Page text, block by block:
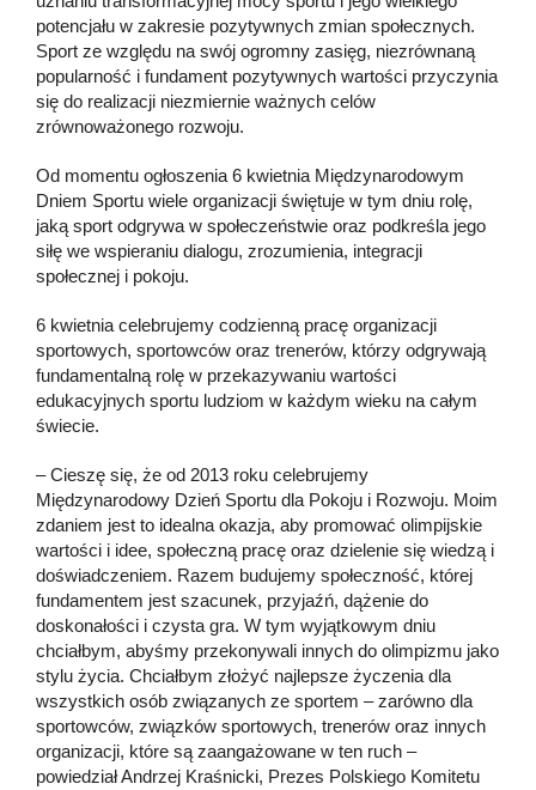
potencjału w zakresie pozytywnych zmian społecznych.
Sport ze względu na swój ogromny zasięg, niezrównaną
popularność i fundament pozytywnych wartości przyczynia
się do realizacji niezmiernie ważnych celów
zrównoważonego rozwoju.
Od momentu ogłoszenia 6 kwietnia Międzynarodowym
Dniem Sportu wiele organizacji świętuje w tym dniu rolę,
jaką sport odgrywa w społeczeństwie oraz podkreśla jego
siłę we wspieraniu dialogu, zrozumienia, integracji
społecznej i pokoju.
6 kwietnia celebrujemy codzienną pracę organizacji
sportowych, sportowców oraz trenerów, którzy odgrywają
fundamentalną rolę w przekazywaniu wartości
edukacyjnych sportu ludziom w każdym wieku na całym
świecie.
– Cieszę się, że od 2013 roku celebrujemy
Międzynarodowy Dzień Sportu dla Pokoju i Rozwoju. Moim
zdaniem jest to idealna okazja, aby promować olimpijskie
wartości i idee, społeczną pracę oraz dzielenie się wiedzą i
doświadczeniem. Razem budujemy społeczność, której
fundamentem jest szacunek, przyjaźń, dążenie do
doskonałości i czysta gra. W tym wyjątkowym dniu
chciałbym, abyśmy przekonywali innych do olimpizmu jako
stylu życia. Chciałbym złożyć najlepsze życzenia dla
wszystkich osób związanych ze sportem – zarówno dla
sportowców, związków sportowych, trenerów oraz innych
organizacji, które są zaangażowane w ten ruch –
powiedział Andrzej Kraśnicki, Prezes Polskiego Komitetu